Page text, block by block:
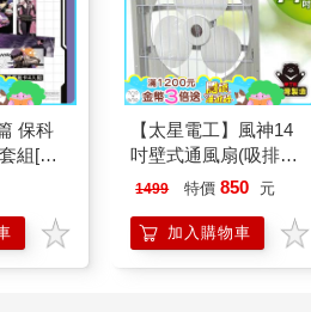
保科
組[限
【太星電工】風神14
吋壁式通風扇(吸排風
機)
1499 特價 850 元
加入購物車